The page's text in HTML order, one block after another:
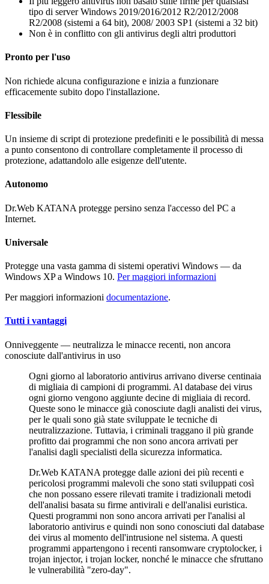
tipo di server Windows 2019/2016/2012 R2/2012/2008
R2/2008 (sistemi a 64 bit), 2008/ 2003 SP1 (sistemi a 32 bit)
Non è in conflitto con gli antivirus degli altri produttori
Pronto per l'uso
Non richiede alcuna configurazione e inizia a funzionare
efficacemente subito dopo l'installazione.
Flessibile
Un insieme di script di protezione predefiniti e le possibilità di messa
a punto consentono di controllare completamente il processo di
protezione, adattandolo alle esigenze dell'utente.
Autonomo
Dr.Web KATANA protegge persino senza l'accesso del PC a
Internet.
Universale
Protegge una vasta gamma di sistemi operativi Windows — da
Windows XP a Windows 10. Per maggiori informazioni
Per maggiori informazioni documentazione.
Tutti i vantaggi
Onniveggente — neutralizza le minacce recenti, non ancora
conosciute dall'antivirus in uso
Ogni giorno al laboratorio antivirus arrivano diverse centinaia
di migliaia di campioni di programmi. Al database dei virus
ogni giorno vengono aggiunte decine di migliaia di record.
Queste sono le minacce già conosciute dagli analisti dei virus,
per le quali sono già state sviluppate le tecniche di
neutralizzazione. Tuttavia, i criminali traggano il più grande
profitto dai programmi che non sono ancora arrivati per
l'analisi dagli specialisti della sicurezza informatica.
Dr.Web KATANA protegge dalle azioni dei più recenti e
pericolosi programmi malevoli che sono stati sviluppati così
che non possano essere rilevati tramite i tradizionali metodi
dell'analisi basata su firme antivirali e dell'analisi euristica.
Questi programmi non sono ancora arrivati per l'analisi al
laboratorio antivirus e quindi non sono conosciuti dal database
dei virus al momento dell'intrusione nel sistema. A questi
programmi appartengono i recenti ransomware cryptolocker, i
trojan injector, i trojan locker, nonché le minacce che sfruttano
le vulnerabilità "zero-day".